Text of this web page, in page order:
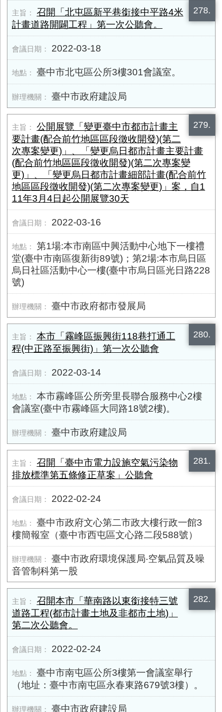
278.
召開「北屯區新平巷銜接中平路4米
計畫道路開闢工程」第一次公聽會。
2022-03-18
臺中市北屯區公所3樓​301會議室。
臺中市政府建設局
279.
公開展覽「變更臺中市都市計畫主
要計畫(配合前竹地區區段徵收開發)(第二
次專案變更)」、「變更烏日都市計畫主要計畫
(配合前竹地區區段徵收開發)(第二次專案變
更)」、「變更烏日都市計畫細部計畫(配合前竹
地區區段徵收開發)(第二次專案變更)」案，自1
11年3月4日起公開展覽30天
2022-03-16
第1場:本市南區中興活動中心地下一樓禮
堂(臺中市南區復新街89號)；第2場:本市烏日區
烏日社區活動中心一樓(臺中市烏日區光日路228
號)
臺中市政府都市發展局
280.
本市「霧峰區振興街​118巷打通工
程(中正路至振興街)」第一次公聽會
2022-03-14
本市霧峰區公所旁里長聯合服務中心2樓
會議室(臺中市霧峰區大同路18號2樓)。
臺中市政府建設局
281.
召開「臺中市電力設施空氣污染物
排放標準第五條修正草案」公聽會
2022-02-24
臺中市政府文心第二市政大樓行政一館3
樓簡報室（臺中市西屯區文心路二段588號）
臺中市政府環境保護局‧空氣品質及噪
音管制科第一股
282.
召開本市「華南路以東銜接特三號
道路工程(都市計畫土地及非都市土地)」
第二次公聽會。
2022-02-24
臺中市南屯區公所3樓第一會議室舉行
（地址：臺中市南屯區永春東路​679號3樓）。
臺中市政府建設局